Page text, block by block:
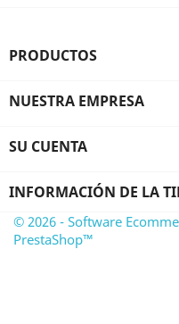
PRODUCTOS
NUESTRA EMPRESA
SU CUENTA
INFORMACIÓN DE LA
© 2026 - Software
PrestaShop™